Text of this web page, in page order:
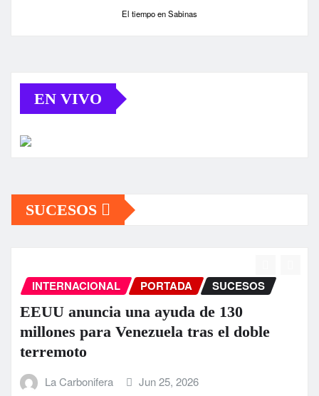
El tiempo en Sabinas
EN VIVO
SUCESOS
INTERNACIONAL PORTADA SUCESOS
EEUU anuncia una ayuda de 130
millones para Venezuela tras el doble
terremoto
La Carbonifera Jun 25, 2026